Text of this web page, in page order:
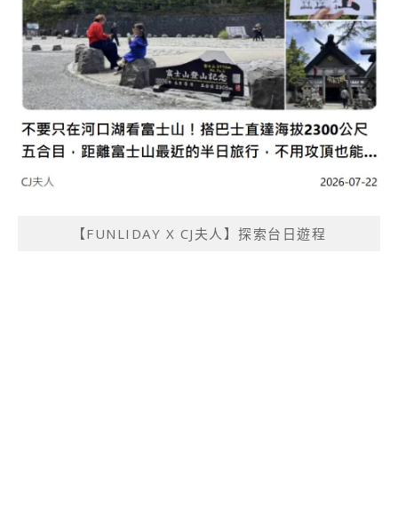
【FUNLIDAY X CJ夫人】探索台日遊程